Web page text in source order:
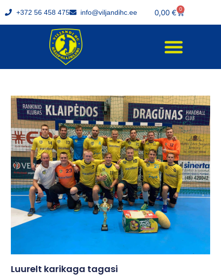
+372 56 458 475 info@viljandihc.ee 0,00 € 0
Luurelt karikaga tagasi